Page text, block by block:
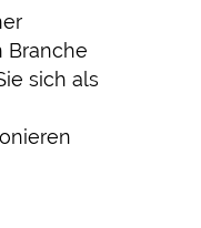
Branche
sich als